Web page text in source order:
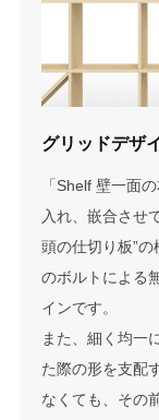
グリッドデザ
「Shelf 壁一面
入れ、嵌合させ
頭の仕切り板”
のボルトによる
インです。
また、細く均一
た際の形を支配
なくても、その